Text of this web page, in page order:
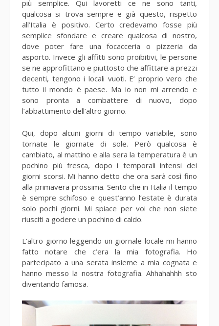
più semplice. Qui lavoretti ce ne sono tanti,
qualcosa si trova sempre e già questo, rispetto
all’Italia è positivo. Certo credevamo fosse più
semplice sfondare e creare qualcosa di nostro,
dove poter fare una focacceria o pizzeria da
asporto. Invece gli affitti sono proibitivi, le persone
se ne approfittano e piuttosto che affittare a prezzi
decenti, tengono i locali vuoti. E’ proprio vero che
tutto il mondo è paese. Ma io non mi arrendo e
sono pronta a combattere di nuovo, dopo
l’abbattimento dell’altro giorno.
Qui, dopo alcuni giorni di tempo variabile, sono
tornate le giornate di sole. Però qualcosa è
cambiato, al mattino e alla sera la temperatura è un
pochino più fresca, dopo i temporali intensi dei
giorni scorsi. Mi hanno detto che ora sarà così fino
alla primavera prossima. Sento che in Italia il tempo
è sempre schifoso e quest’anno l’estate è durata
solo pochi giorni. Mi spiace per voi che non siete
riusciti a godere un pochino di caldo.
L’altro giorno leggendo un giornale locale mi hanno
fatto notare che c’era la mia fotografia. Ho
partecipato a una serata insieme a mia cognata e
hanno messo la nostra fotografia. Ahhahahhh sto
diventando famosa.